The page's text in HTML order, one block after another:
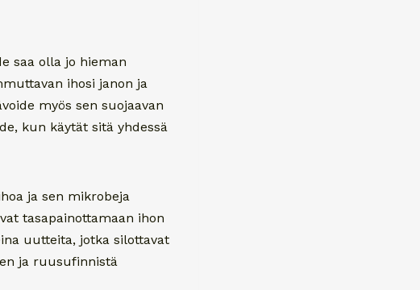
saa olla jo hieman
ihosi janon ja
myös sen suojaavan
kun käytät sitä yhdessä
ja sen mikrobeja
tasapainottamaan ihon
uutteita, jotka silottavat
ja ruusufinnistä